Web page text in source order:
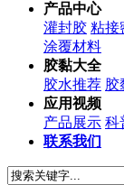
产品中心
灌封胶 粘接
涂覆材料
胶黏大全
胶水推荐 胶
应用视频
产品展示 科
联系我们